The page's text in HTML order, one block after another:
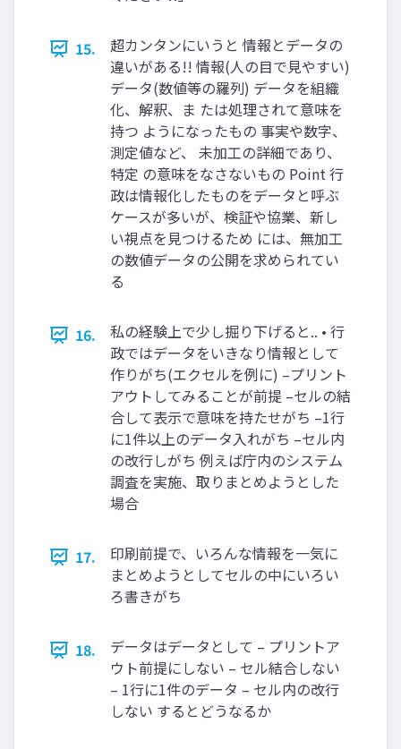
15.
超カンタンにいうと 情報とデータの
違いがある!! 情報(人の目で見やすい)
データ(数値等の羅列) データを組織
化、解釈、ま たは処理されて意味を
持つ ようになったもの 事実や数字、
測定値など、 未加工の詳細であり、
特定 の意味をなさないもの Point 行
政は情報化したものをデータと呼ぶ
ケースが多いが、検証や協業、新し
い視点を見つけるため には、無加工
の数値データの公開を求められてい
る
16.
私の経験上で少し掘り下げると.. • 行
政ではデータをいきなり情報として
作りがち(エクセルを例に) –プリント
アウトしてみることが前提 –セルの結
合して表示で意味を持たせがち –1行
に1件以上のデータ入れがち –セル内
の改行しがち 例えば庁内のシステム
調査を実施、取りまとめようとした
場合
17.
印刷前提で、いろんな情報を一気に
まとめようとしてセルの中にいろい
ろ書きがち
18.
データはデータとして – プリントア
ウト前提にしない – セル結合しない
– 1行に1件のデータ – セル内の改行
しない するとどうなるか